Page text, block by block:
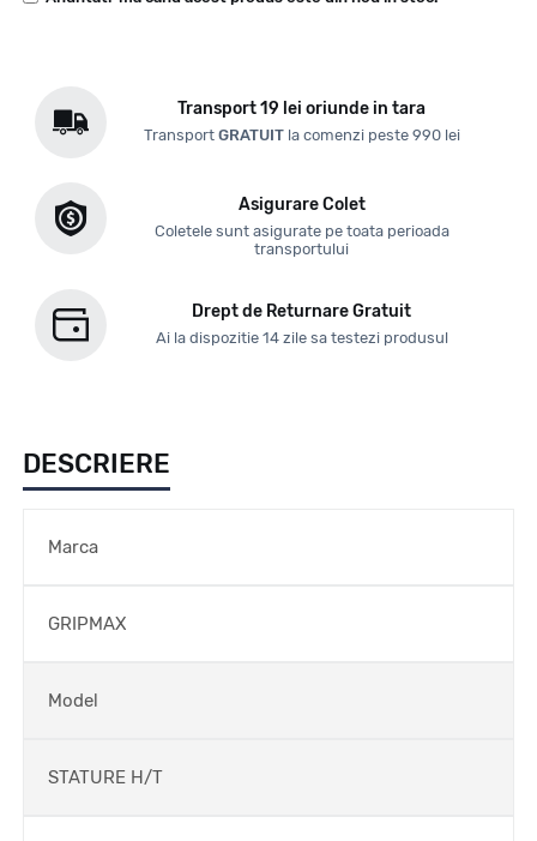
Transport 19 lei oriunde in tara
Transport GRATUITla comenzi peste 990 lei
Asigurare Colet
Coletele sunt asigurate pe toata perioada
transportului
Drept de Returnare Gratuit
Ai la dispozitie 14 zile sa testezi produsul
DESCRIERE
Marca
GRIPMAX
Model
STATURE H/T